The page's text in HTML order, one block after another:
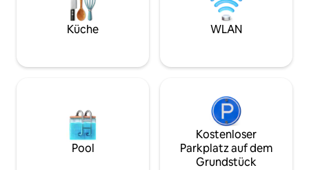
dem Haus zu springen, oder einen der
drei Strände in der Umgebung zu
Strände mit
Willkommen im
Küche WLAN
Pool
Kostenloser
Parkplatz auf dem
Grundstück